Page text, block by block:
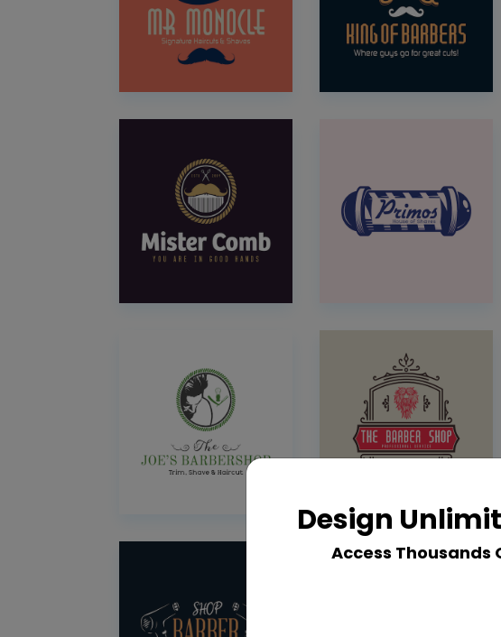
Design
Access Thousands